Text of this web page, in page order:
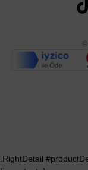
©
.RightDetail